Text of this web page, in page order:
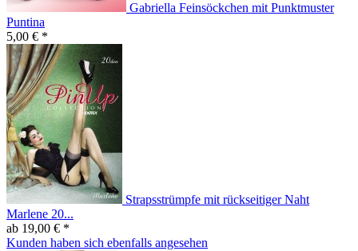
Gabriella Feinsöckchen mit Punktmuster
Puntina
5,00 € *
Strapsstrümpfe mit rückseitiger Naht
Marlene 20...
ab 19,00 € *
Kunden haben sich ebenfalls angesehen